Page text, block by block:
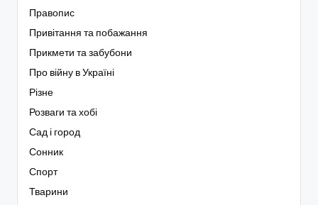
Правопис
Привітання та побажання
Прикмети та забубони
Про війну в Україні
Різне
Розваги та хобі
Сад і город
Сонник
Спорт
Тварини